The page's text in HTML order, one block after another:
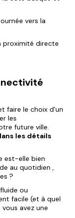
vers la
proximité directe
faire le choix d'un
les
future ville.
les détails
est-elle bien
au quotidien ,
?
ou
facile (et à quel
avez une